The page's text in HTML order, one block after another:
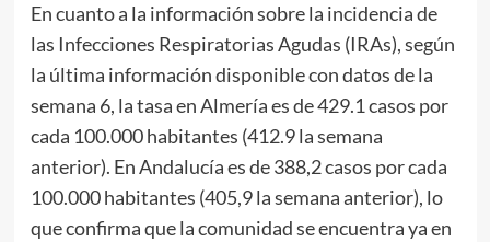
En cuanto a la información sobre la incidencia de
las Infecciones Respiratorias Agudas (IRAs), según
la última información disponible con datos de la
semana 6, la tasa en Almería es de 429.1 casos por
cada 100.000 habitantes (412.9 la semana
anterior). En Andalucía es de 388,2 casos por cada
100.000 habitantes (405,9 la semana anterior), lo
que confirma que la comunidad se encuentra ya en